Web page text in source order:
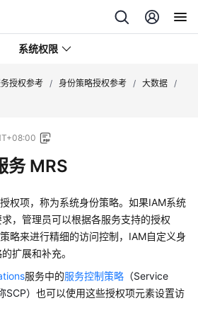
系统权限
授权参考 / 身份策略授权参考 / 大数据 /
务 MRS
权项，称为系统身份策略。如果IAM系统
，管理员可以根据各服务支持的授权
略来进行精细的访问控制，IAM自定义身
扩展和补充。
服务中的服务控制策略 （Service
） 也可以使用这些授权项元素设置访